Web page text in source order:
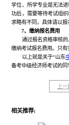
学位、所学专业是无法
功后，需要等待考试组
求略有不同，具体请以报
7、缴纳报名费用
通过报名资格审核的
缴纳考试报名费用。只
以上就是关于“山东
备考中级经济师考试的同
上
相关推荐: